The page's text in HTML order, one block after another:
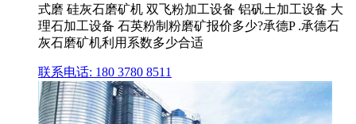
式磨 硅灰石磨矿机 双飞粉加工设备 铝矾土加工设备 大
理石加工设备 石英粉制粉磨矿报价多少?承德P .承德石
灰石磨矿机利用系数多少合适
联系电话: 180 3780 8511